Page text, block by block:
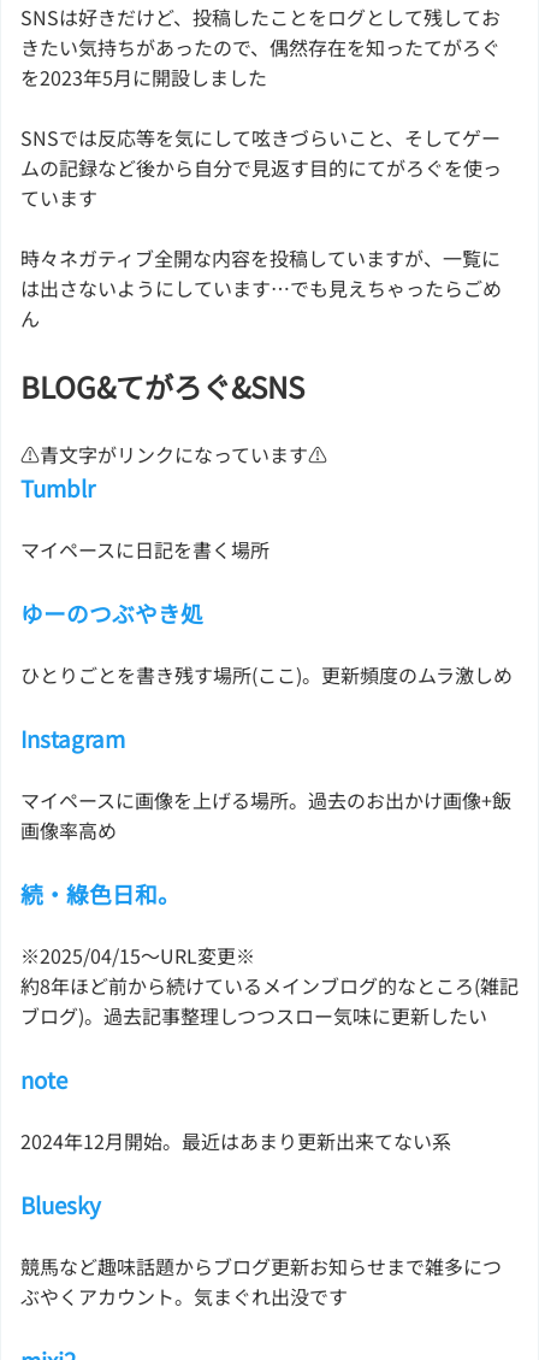
SNSは好きだけど、投稿したことをログとして残してお
きたい気持ちがあったので、偶然存在を知ったてがろぐ
を2023年5月に開設しました
SNSでは反応等を気にして呟きづらいこと、そしてゲー
ムの記録など後から自分で見返す目的にてがろぐを使っ
ています
時々ネガティブ全開な内容を投稿していますが、一覧に
は出さないようにしています…でも見えちゃったらごめ
ん
BLOG&てがろぐ&SNS
⚠青文字がリンクになっています⚠
Tumblr
マイペースに日記を書く場所
ゆーのつぶやき処
ひとりごとを書き残す場所(ここ)。更新頻度のムラ激しめ
Instagram
マイペースに画像を上げる場所。過去のお出かけ画像+飯
画像率高め
続・綠色日和。
※2025/04/15〜URL変更※
約8年ほど前から続けているメインブログ的なところ(雑記
ブログ)。過去記事整理しつつスロー気味に更新したい
note
2024年12月開始。最近はあまり更新出来てない系
Bluesky
競馬など趣味話題からブログ更新お知らせまで雑多につ
ぶやくアカウント。気まぐれ出没です